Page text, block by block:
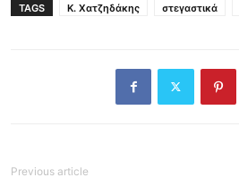
TAGS Κ. Χατζηδάκης στεγαστικά
Previous article